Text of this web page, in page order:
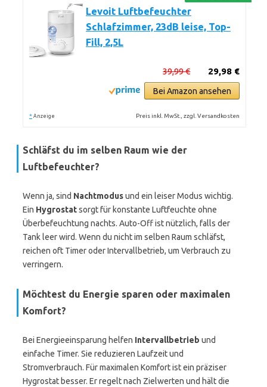
Levoit Luftbefeuchter
Schlafzimmer, 23dB leise, Top-
Fill, 2,5L
29,98 €
39,99 €
Bei Amazon ansehen
* Anzeige Preis inkl. MwSt., zzgl. Versandkosten
Schläfst du im selben Raum wie der
Luftbefeuchter?
Wenn ja, sind Nachtmodusund ein leiser Modus wichtig.
Ein Hygrostatsorgt für konstante Luftfeuchte ohne
Überbefeuchtung nachts. Auto-Off ist nützlich, falls der
Tank leer wird. Wenn du nicht im selben Raum schläfst,
reichen oft Timer oder Intervallbetrieb, um Verbrauch zu
verringern.
Möchtest du Energie sparen oder maximalen
Komfort?
Bei Energieeinsparung helfen Intervallbetrieb und
einfache Timer. Sie reduzieren Laufzeit und
Stromverbrauch. Für maximalen Komfort ist ein präziser
Hygrostat besser. Er regelt nach Zielwerten und hält die